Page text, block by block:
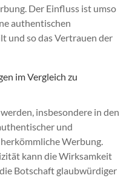
Der Einfluss ist umso
authentischen
und so das Vertrauen der
im Vergleich zu
insbesondere in den
und
Werbung.
kann die Wirksamkeit
Botschaft glaubwürdiger